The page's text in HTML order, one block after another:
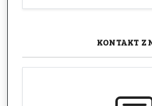
KONTAKT Z